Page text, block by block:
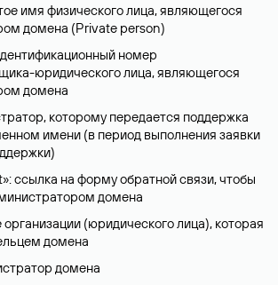
имя физического лица, являющегося
домена (Privatе person)
номер
юридического лица, являющегося
домена
которому передается поддержка
имени (в период выполнения заявки
ссылка на форму обратной связи, чтобы
домена
организации (юридического лица), которая
домена
домена